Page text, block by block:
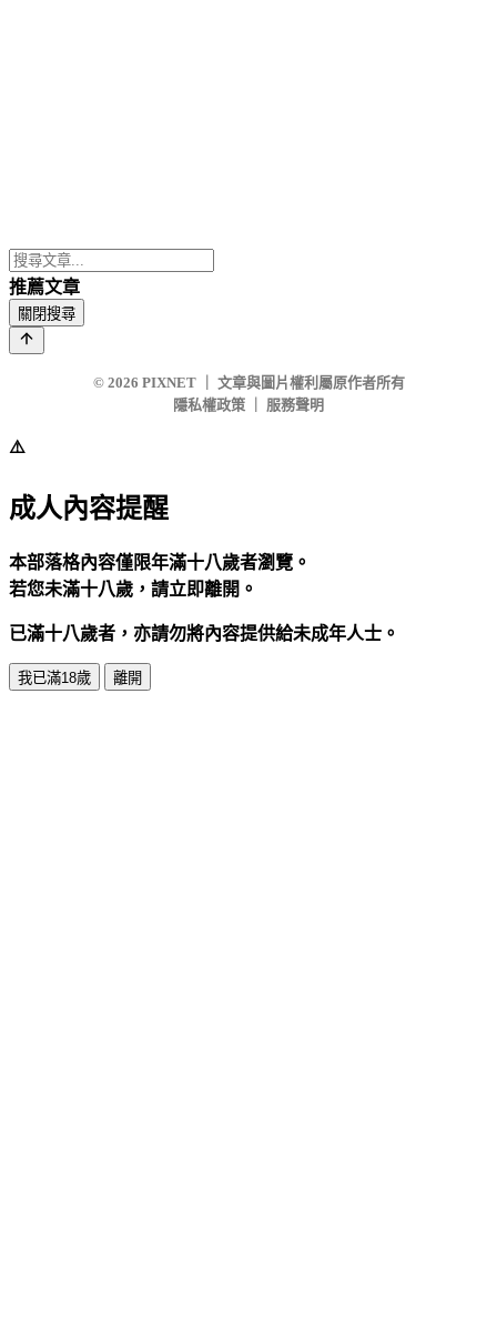
推薦文章
關閉搜尋
© 2026 PIXNET
文章與圖片權利屬原作者所有
隱私權政策
服務聲明
⚠️
成人內容提醒
本部落格內容僅限年滿十八歲者瀏覽。
若您未滿十八歲，請立即離開。
已滿十八歲者，亦請勿將內容提供給未成年人士。
我已滿18歲 離開